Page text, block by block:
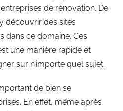
de rénovation. De
découvrir des sites
dans ce domaine. Ces
une manière rapide et
sur n’importe quel sujet.
de bien se
En effet, même après